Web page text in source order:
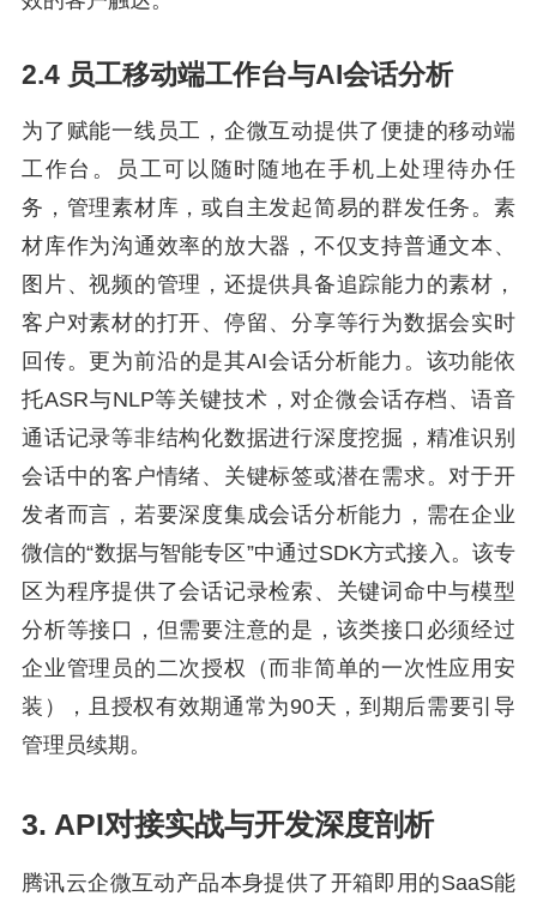
2.4 员工移动端工作台与AI会话分析
为了赋能一线员工，企微互动提供了便捷的移动端
工作台。员工可以随时随地在手机上处理待办任
务，管理素材库，或自主发起简易的群发任务。素
材库作为沟通效率的放大器，不仅支持普通文本、
图片、视频的管理，还提供具备追踪能力的素材，
客户对素材的打开、停留、分享等行为数据会实时
回传。更为前沿的是其AI会话分析能力。该功能依
托ASR与NLP等关键技术，对企微会话存档、语音
通话记录等非结构化数据进行深度挖掘，精准识别
会话中的客户情绪、关键标签或潜在需求。对于开
发者而言，若要深度集成会话分析能力，需在企业
微信的“数据与智能专区”中通过SDK方式接入。该专
区为程序提供了会话记录检索、关键词命中与模型
分析等接口，但需要注意的是，该类接口必须经过
企业管理员的二次授权（而非简单的一次性应用安
装），且授权有效期通常为90天，到期后需要引导
管理员续期。
3. API对接实战与开发深度剖析
腾讯云企微互动产品本身提供了开箱即用的SaaS能